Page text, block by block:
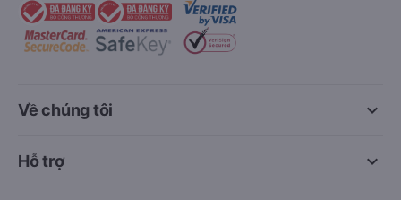
keyboard_arrow_down
Về chúng tôi
keyboard_arrow_down
Hỗ trợ